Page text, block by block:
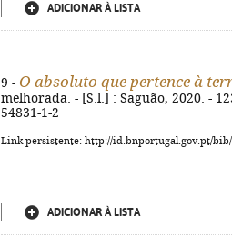
ADICIONAR À LISTA
9 - O absoluto que pertence à
melhorada. - [S.l.] : Saguão, 2020. -
54831-1-2
Link persistente: http://id.bnportugal.gov.pt/
ADICIONAR À LISTA